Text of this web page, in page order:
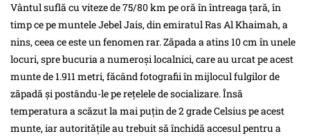
Vântul suflă cu viteze de 75/80 km pe oră în întreaga țară, în
timp ce pe muntele Jebel Jais, din emiratul Ras Al Khaimah, a
nins, ceea ce este un fenomen rar. Zăpada a atins 10 cm în unele
locuri, spre bucuria a numeroși localnici, care au urcat pe acest
munte de 1.911 metri, făcând fotografii în mijlocul fulgilor de
zăpadă și postându-le pe rețelele de socializare. Însă
temperatura a scăzut la mai puțin de 2 grade Celsius pe acest
munte, iar autoritățile au trebuit să închidă accesul pentru a